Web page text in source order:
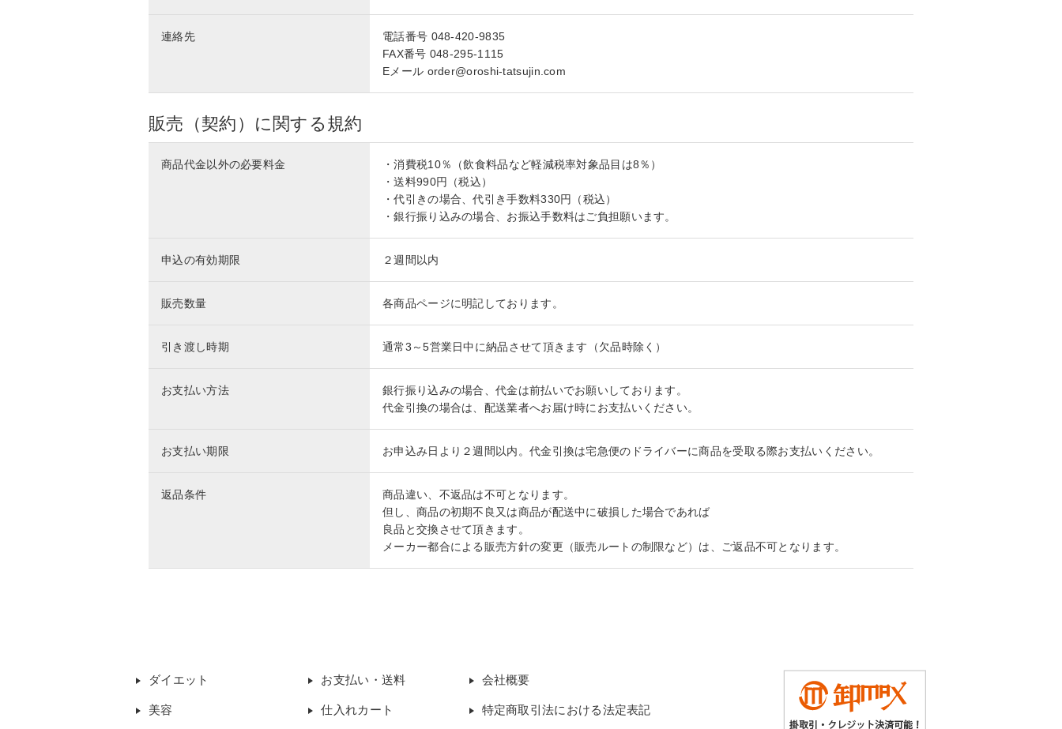
連絡先
電話番号 048-420-9835
FAX番号 048-295-1115
Eメール order@oroshi-tatsujin.com
販売（契約）に関する規約
商品代金以外の必要料金
・消費税10％（飲食料品など軽減税率対象品目は8％）
・送料990円（税込）
・代引きの場合、代引き手数料330円（税込）
・銀行振り込みの場合、お振込手数料はご負担願います。
申込の有効期限 ２週間以内
販売数量 各商品ページに明記しております。
引き渡し時期 通常3～5営業日中に納品させて頂きます（欠品時除く）
お支払い方法
銀行振り込みの場合、代金は前払いでお願いしております。
代金引換の場合は、配送業者へお届け時にお支払いください。
お支払い期限 お申込み日より２週間以内。代金引換は宅急便のドライバーに商品を受取る際お支払いください。
返品条件
商品違い、不返品は不可となります。
但し、商品の初期不良又は商品が配送中に破損した場合であれば
良品と交換させて頂きます。
メーカー都合による販売方針の変更（販売ルートの制限など）は、ご返品不可となります。
ダイエット
美容
お支払い・送料
仕入れカート
会社概要
特定商取引法における法定表記